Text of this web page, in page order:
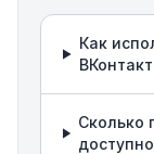
Как
Сколько